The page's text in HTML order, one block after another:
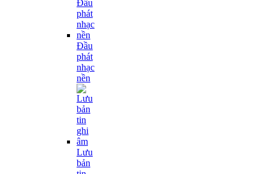
Đầu
phát
nhạc
nền
Lưu
bản